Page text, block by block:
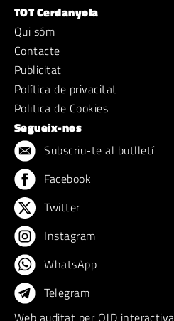
TOT Cerdanyola
Qui sóm
Contacte
Publicitat
Política de privacitat
Politica de Cookies
Segueix-nos
Subscriu-te al butlletí
Facebook
Twitter
Instagram
WhatsApp
Telegram
Web auditat per OJD interactiva